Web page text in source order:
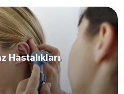
Hastalıkları